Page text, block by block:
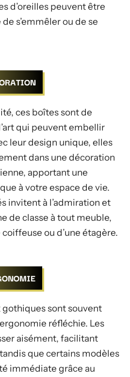
d’oreilles peuvent être
s’emmêler ou de se
ces boîtes sont de
qui peuvent embellir
leur design unique, elles
dans une décoration
apportant une
à votre espace de vie.
invitent à l’admiration et
de classe à tout meuble,
coiffeuse ou d’une étagère.
gothiques sont souvent
réfléchie. Les
aisément, facilitant
tandis que certains modèles
immédiate grâce au